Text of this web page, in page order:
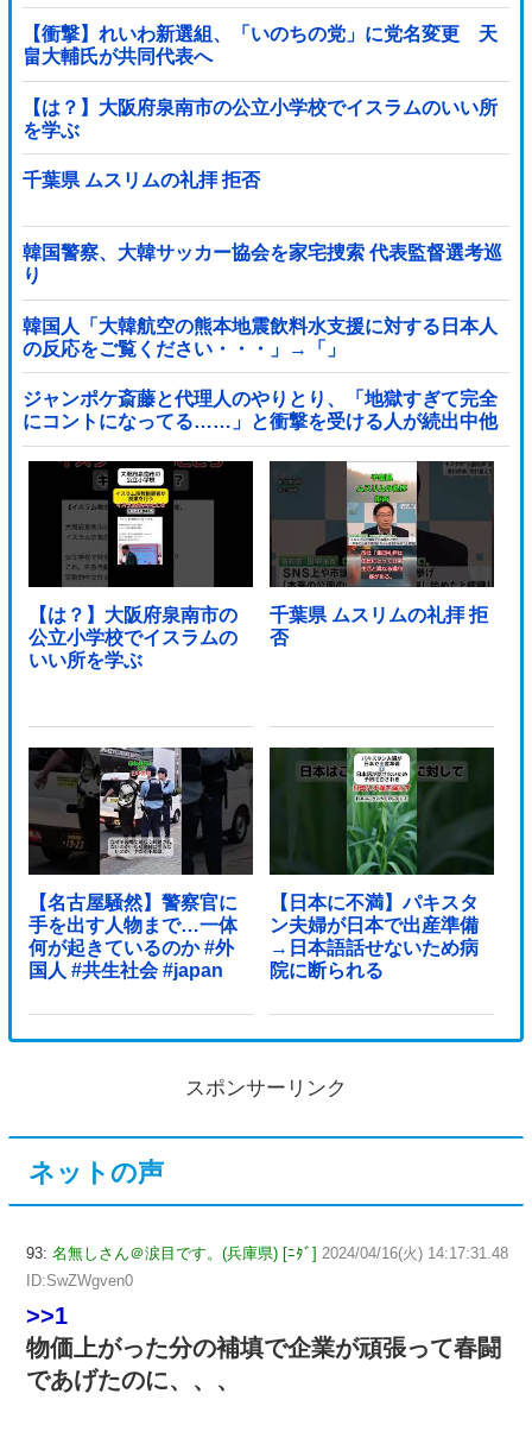
【衝撃】れいわ新選組、「いのちの党」に党名変更 天
畠大輔氏が共同代表へ
【は？】大阪府泉南市の公立小学校でイスラムのいい所
を学ぶ
千葉県 ムスリムの礼拝 拒否
韓国警察、大韓サッカー協会を家宅捜索 代表監督選考巡
り
韓国人「大韓航空の熊本地震飲料水支援に対する日本人
の反応をご覧ください・・・」→「」
ジャンポケ斎藤と代理人のやりとり、「地獄すぎて完全
にコントになってる……」と衝撃を受ける人が続出中他
【は？】大阪府泉南市の
公立小学校でイスラムの
いい所を学ぶ
千葉県 ムスリムの礼拝 拒
否
【名古屋騒然】警察官に
手を出す人物まで…一体
何が起きているのか #外
国人 #共生社会 #japan
【日本に不満】パキスタ
ン夫婦が日本で出産準備
→日本語話せないため病
院に断られる
スポンサーリンク
ネットの声
93: 名無しさん＠涙目です。(兵庫県) [ﾆﾀﾞ] 2024/04/16(火) 14:17:31.48
ID:SwZWgven0
>>1
物価上がった分の補填で企業が頑張って春闘
であげたのに、、、